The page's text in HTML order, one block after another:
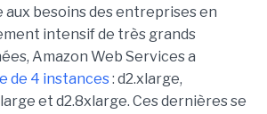
besoins des entreprises en
intensif de très grands
Amazon Web Services a
de 4 instances: d2.xlarge,
et d2.8xlarge. Ces dernières se